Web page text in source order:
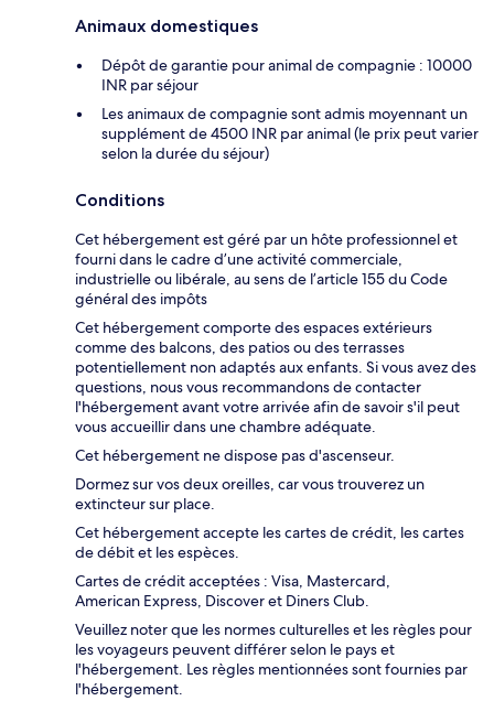
Animaux domestiques
Dépôt de garantie pour animal de compagnie : 10000
INR par séjour
Les animaux de compagnie sont admis moyennant un
supplément de 4500 INR par animal (le prix peut varier
selon la durée du séjour)
Conditions
Cet hébergement est géré par un hôte professionnel et
fourni dans le cadre d’une activité commerciale,
industrielle ou libérale, au sens de l’article 155 du Code
général des impôts
Cet hébergement comporte des espaces extérieurs
comme des balcons, des patios ou des terrasses
potentiellement non adaptés aux enfants. Si vous avez des
questions, nous vous recommandons de contacter
l'hébergement avant votre arrivée afin de savoir s'il peut
vous accueillir dans une chambre adéquate.
Cet hébergement ne dispose pas d'ascenseur.
Dormez sur vos deux oreilles, car vous trouverez un
extincteur sur place.
Cet hébergement accepte les cartes de crédit, les cartes
de débit et les espèces.
Cartes de crédit acceptées : Visa, Mastercard,
American Express, Discover et Diners Club.
Veuillez noter que les normes culturelles et les règles pour
les voyageurs peuvent différer selon le pays et
l'hébergement. Les règles mentionnées sont fournies par
l'hébergement.